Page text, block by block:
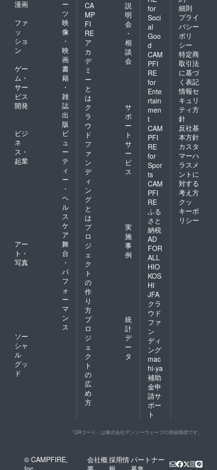
漫画
ー
ツ
ファ
ッ
ショ
ン
映
像
・
映
画
ゲー
ム・
サー
ビス
開発
書
籍
・
雑
誌
出
版
ビジ
ネ
ス・
起業
ビ
ュ
ー
テ
ィ
ー
・
ヘ
ル
ス
ケ
ア
アー
ト・
写真
舞
台
・
パ
フ
ォ
ー
マ
ン
ス
ソー
シャ
ル
グッ
ド
CA
MP
FI
RE
ア
カ
デ
ミ
ー
と
は
説
明
会
・
相
談
会
ク
ラ
ウ
ド
フ
ァ
ン
デ
ィ
ン
グ
と
は
サ
ポ
ー
ト
サ
ー
ビ
ス
プ
ロ
ジ
ェ
ク
ト
の
作
り
方
実
施
事
例
プ
ロ
ジ
ェ
ク
ト
の
広
め
方
統
計
デ
ー
タ
for
Soci
al
Goo
d
CAM
PFI
RE
for
Ente
rtain
men
t
CAM
PFI
RE
for
Spor
ts
CAM
PFI
RE
ふる
さと
納税
AD
FOR
ALL
HIO
KOS
HI
JFA
クラ
ウド
ファ
ン
ディ
ング
mac
hi-ya
補助
金申
請サ
ポー
ト
細則
プライ
バシー
ポリ
シー
特定商
取引法
に基づ
く表記
情報セ
キュリ
ティ方
針
反社基
本方針
カスタ
マーハ
ラスメ
ントに
対する
考え方
クッ
キーポ
リシー
「QRコード」は株式会社デンソーウェーブの登録商標です。
© CAMPFIRE,
会社概採用情パートナー